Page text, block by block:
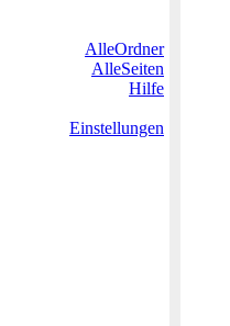
AlleOrdner
AlleSeiten
Hilfe
Einstellungen